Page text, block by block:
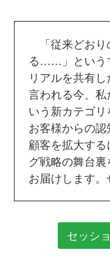
「従来どおり
る……」という
リアルを共有
言われる今、
いう新カテゴ
お客様からの
顧客を拡大す
グ戦略の舞台
お届けします。
セッシ